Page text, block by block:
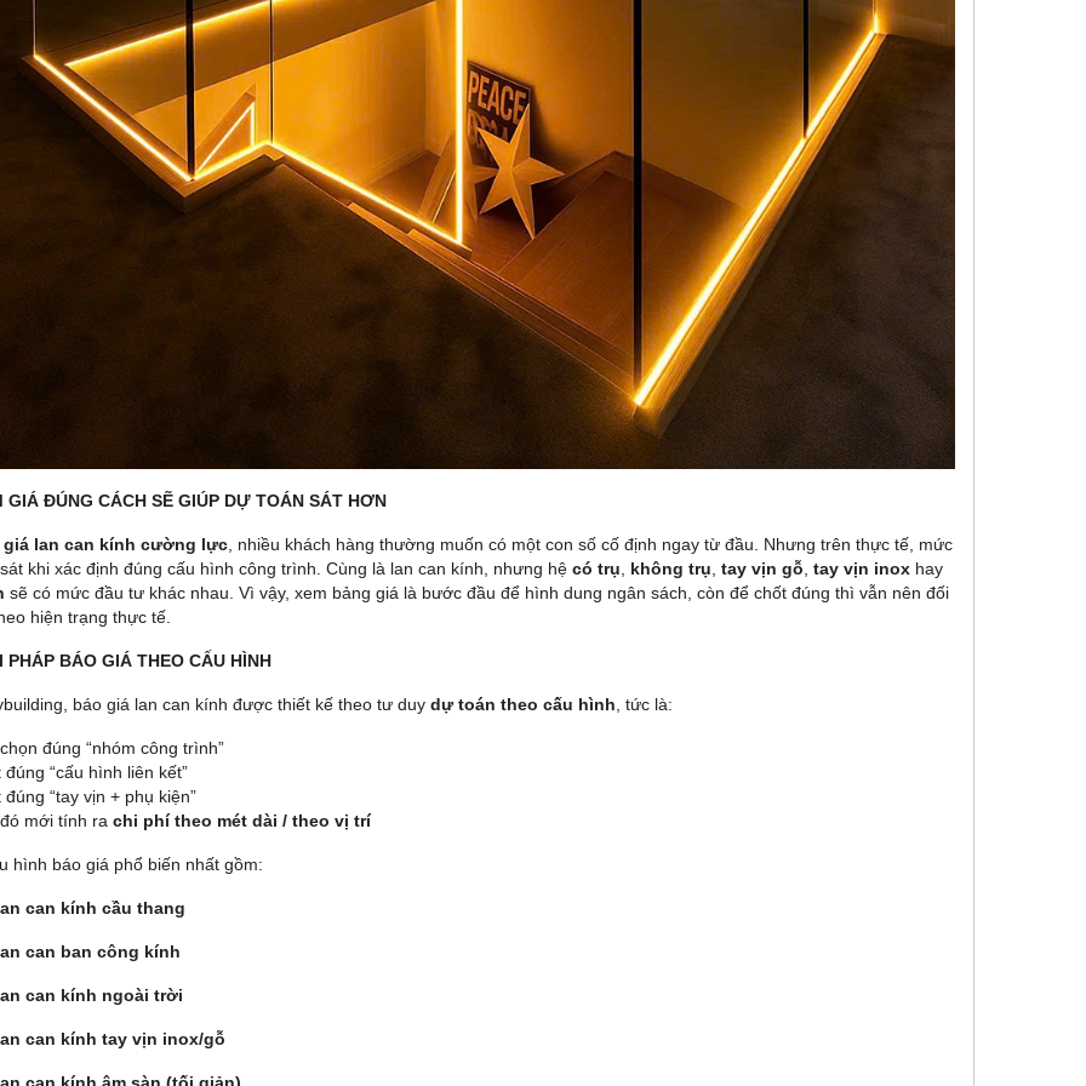
GIÁ ĐÚNG CÁCH SẼ GIÚP DỰ TOÁN SÁT HƠN
giá lan can kính cường lực , nhiều khách hàng thường muốn có một con số cố định ngay từ đầu. Nhưng trên thực tế, mức
khi xác định đúng cấu hình công trình. Cùng là lan can kính, nhưng hệ có trụ không trụ tay vịn gỗ tay vịn inox hay
sẽ có mức đầu tư khác nhau. Vì vậy, xem bảng giá là bước đầu để hình dung ngân sách, còn để chốt đúng thì vẫn nên đối
hiện trạng thực tế.
PHÁP BÁO GIÁ THEO CẤU HÌNH
báo giá lan can kính được thiết kế theo tư duy dự toán theo cấu hình , tức là:
đúng “nhóm công trình”
đúng “cấu hình liên kết”
đúng “tay vịn + phụ kiện”
mới tính ra chi phí theo mét dài / theo vị trí
hình báo giá phổ biến nhất gồm:
can kính cầu thang
can ban công kính
can kính ngoài trời
can kính tay vịn inox/gỗ
can kính âm sàn (tối giản)